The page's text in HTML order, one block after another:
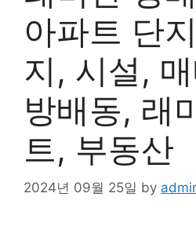
아파트 단
지, 시설, 매
방배동, 래
트, 부동산
2024년 09월 25일 by